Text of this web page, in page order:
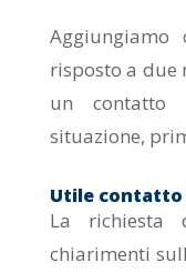
Aggiungiamo
risposto a due
un contatto
situazione,
Utile
La richiesta
chiarimenti